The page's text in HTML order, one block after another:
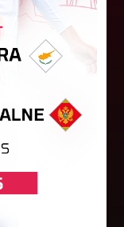
ar
izspēlēts
Latvija